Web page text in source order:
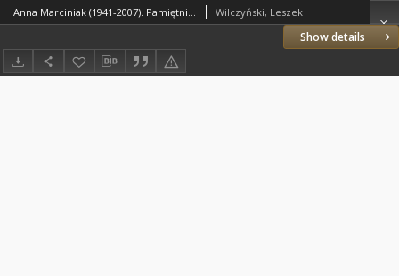
Show details
Anna Marciniak (1941-2007). Pamiętnik Biblioteki Kórnickiej Z. 28. Wilczyński, Leszek